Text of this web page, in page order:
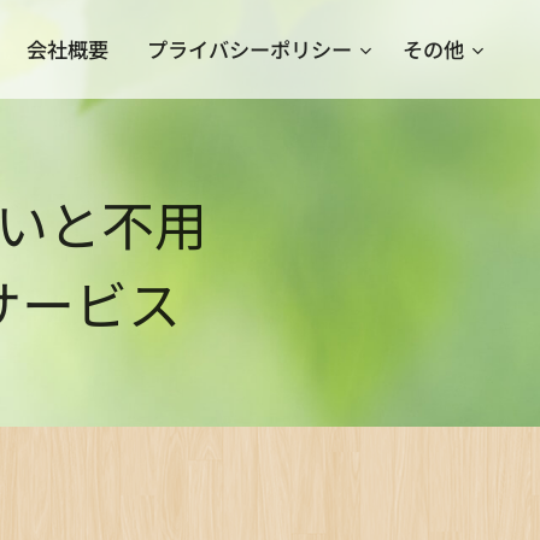
会社概要 プライバシーポリシー その他
と不用
ビス